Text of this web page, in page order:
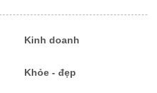
Kinh doanh
Khỏe - đẹp